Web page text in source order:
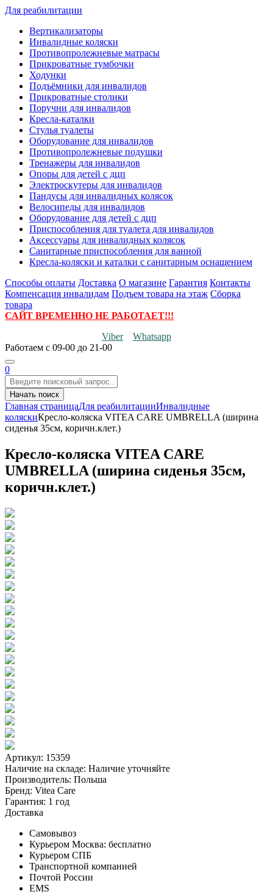
Для реабилитации
Вертикализаторы
Инвалидные коляски
Противопролежневые матрасы
Прикроватные тумбочки
Ходунки
Подъёмники для инвалидов
Прикроватные столики
Поручни для инвалидов
Кресла-каталки
Стулья туалеты
Оборудование для инвалидов
Противопролежневые подушки
Тренажеры для инвалидов
Опоры для детей с дцп
Электроскутеры для инвалидов
Пандусы для инвалидных колясок
Велосипеды для инвалидов
Оборудование для детей с дцп
Приспособления для туалета для инвалидов
Аксессуары для инвалидных колясок
Санитарные приспособления для ванной
Кресла-коляски и каталки с санитарным оснащением
Способы оплаты Доставка О магазине Гарантия Контакты
Компенсация инвалидам Подъем товара на этаж Сборка
товара
САЙТ ВРЕМЕННО НЕ РАБОТАЕТ!!!
Viber
Whatsapp
Работаем с 09-00 до 21-00
0
Начать поиск
Главная страницаДля реабилитацииИнвалидные
коляскиКресло-коляска VITEA CARE UMBRELLA (ширина
сиденья 35см, коричн.клет.)
Кресло-коляска VITEA CARE
UMBRELLA (ширина сиденья 35см,
коричн.клет.)
Артикул: 15359
Наличие на складе: Наличие уточняйте
Производитель: Польша
Бренд: Vitea Care
Гарантия: 1 год
Доставка
Самовывоз
Курьером Москва: бесплатно
Курьером СПБ
Транспортной компанией
Почтой России
EMS